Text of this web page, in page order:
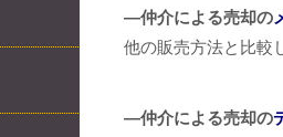
―仲介による売却の
他の販売方法と比較
―仲介による売却の